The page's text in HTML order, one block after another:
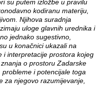
su putem izložbe u pravilu
kodiranu materiju,
Njihova suradnja
uloge glavnih urednika i
jednako sugestivno,
u konačnici ukazali na
i interpretacije prostora kojeg
o prostoru Zadarske
i potencijale toga
za njegovo razumijevanje,